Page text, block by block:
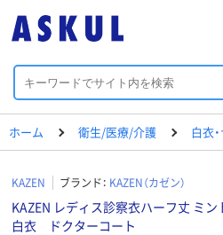
ホーム 衛生/医療/介護 白衣
KAZEN ブランド： KAZEN（カゼン）
KAZEN レディス診察衣ハーフ丈 ミ
白衣 ドクターコート